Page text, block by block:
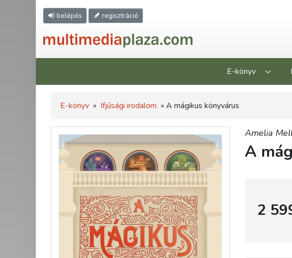
belépés regisztráció
E-könyv
E-könyv » Ifjúsági irodalom » A mágikus könyvárus
Amelia
A
2